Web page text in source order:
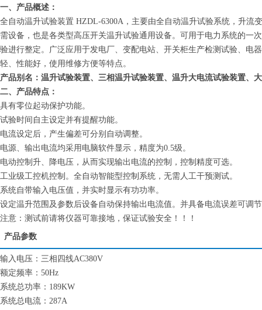
一、产品概述：
全自动温升试验装置 HZDL-6300A，主要由全自动温升试验系统，升
需设备，也是各类型高压开关温升试验通用设备。 可用于电力系统的一
验进行整定。 广泛应用于发电厂、变配电站、开关柜生产检测试验、电
轻、性能好，使用维修方便等特点。
产品别名：温升试验装置、三相温升试验装置、温升大电流试验装置、
二、产品特点：
具有零位起动保护功能。
试验时间自主设定并有提醒功能。
电流设定后，产生偏差可分别自动调整。
电源、输出电流均采用电脑软件显示，精度为0.5级。
电动控制升、降电压，从而实现输出电流的控制，控制精度可选。
工业级工控机控制。全自动智能型控制系统，无需人工干预测试。
系统自带输入电压值，并实时显示有功功率。
设定温升范围及参数后设备自动保持输出电流值。并具备电流误差可调
注意：测试前请将仪器可靠接地，保证试验安全！！！
产品参数
输入电压：三相四线AC380V
额定频率：50Hz
系统总功率：189KW
系统总电流：287A